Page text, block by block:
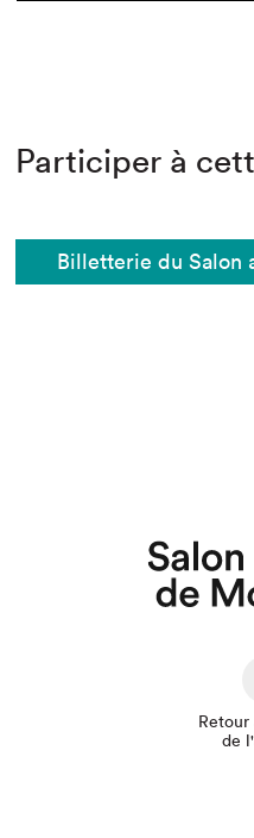
Participer à
Billetterie du Salon
Retour
de